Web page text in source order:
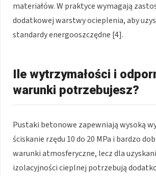
materiałów. W praktyce wymagają
dodatkowej warstwy ocieplenia, aby
standardy energooszczędne [4].
Ile wytrzymałości i
warunki potrzebujesz?
Pustaki betonowe zapewniają wysoką
ściskanie rzędu 10 do 20 MPa i bardzo
warunki atmosferyczne, lecz dla
izolacyjności cieplnej potrzebują